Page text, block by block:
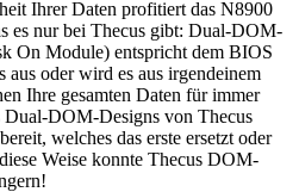
Ihrer Daten profitiert das N8900
es nur bei Thecus gibt: Dual-DOM-
On Module) entspricht dem BIOS
aus oder wird es aus irgendeinem
Ihre gesamten Daten für immer
Dual-DOM-Designs von Thecus
welches das erste ersetzt oder
Weise konnte Thecus DOM-